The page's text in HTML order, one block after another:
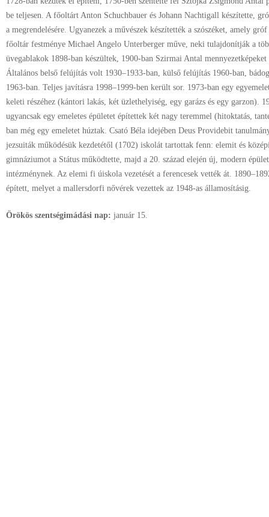
be teljesen. A főoltárt Anton Schuchbauer és Johann Nachtigall készítette,
a megrendelésére. Ugyanezek a művészek készítették a szószéket, amely
főoltár festménye Michael Angelo Unterberger műve, neki tulajdonítják a
üvegablakok 1898-ban készültek, 1900-ban Szirmai Antal
Általános belső felújítás volt 1930–1933-ban, külső felújítás 1960-ban,
1963-ban. Teljes javításra 1998–1999-ben került sor. 1973-ban egy
keleti részéhez (kántori lakás, két üzlethelyiség, egy garázs és egy garzon).
ugyancsak egy emeletes épületet építettek két nagy teremmel (hitoktatás,
ban még egy emeletet húztak. Csató Béla idejében Deus Providebit
jezsuiták működésük kezdetétől (1702) iskolát tartottak fenn: elemit és
gimnáziumot a Státus működtette, majd a 20. század elején új, modern
intézménynek. Az elemi fi úiskola vezetését a ferencesek vették át.
épített, melyet a mallersdorfi nővérek vezettek az 1948-as államosításig.
Örökös szentségimádási nap: január 15.